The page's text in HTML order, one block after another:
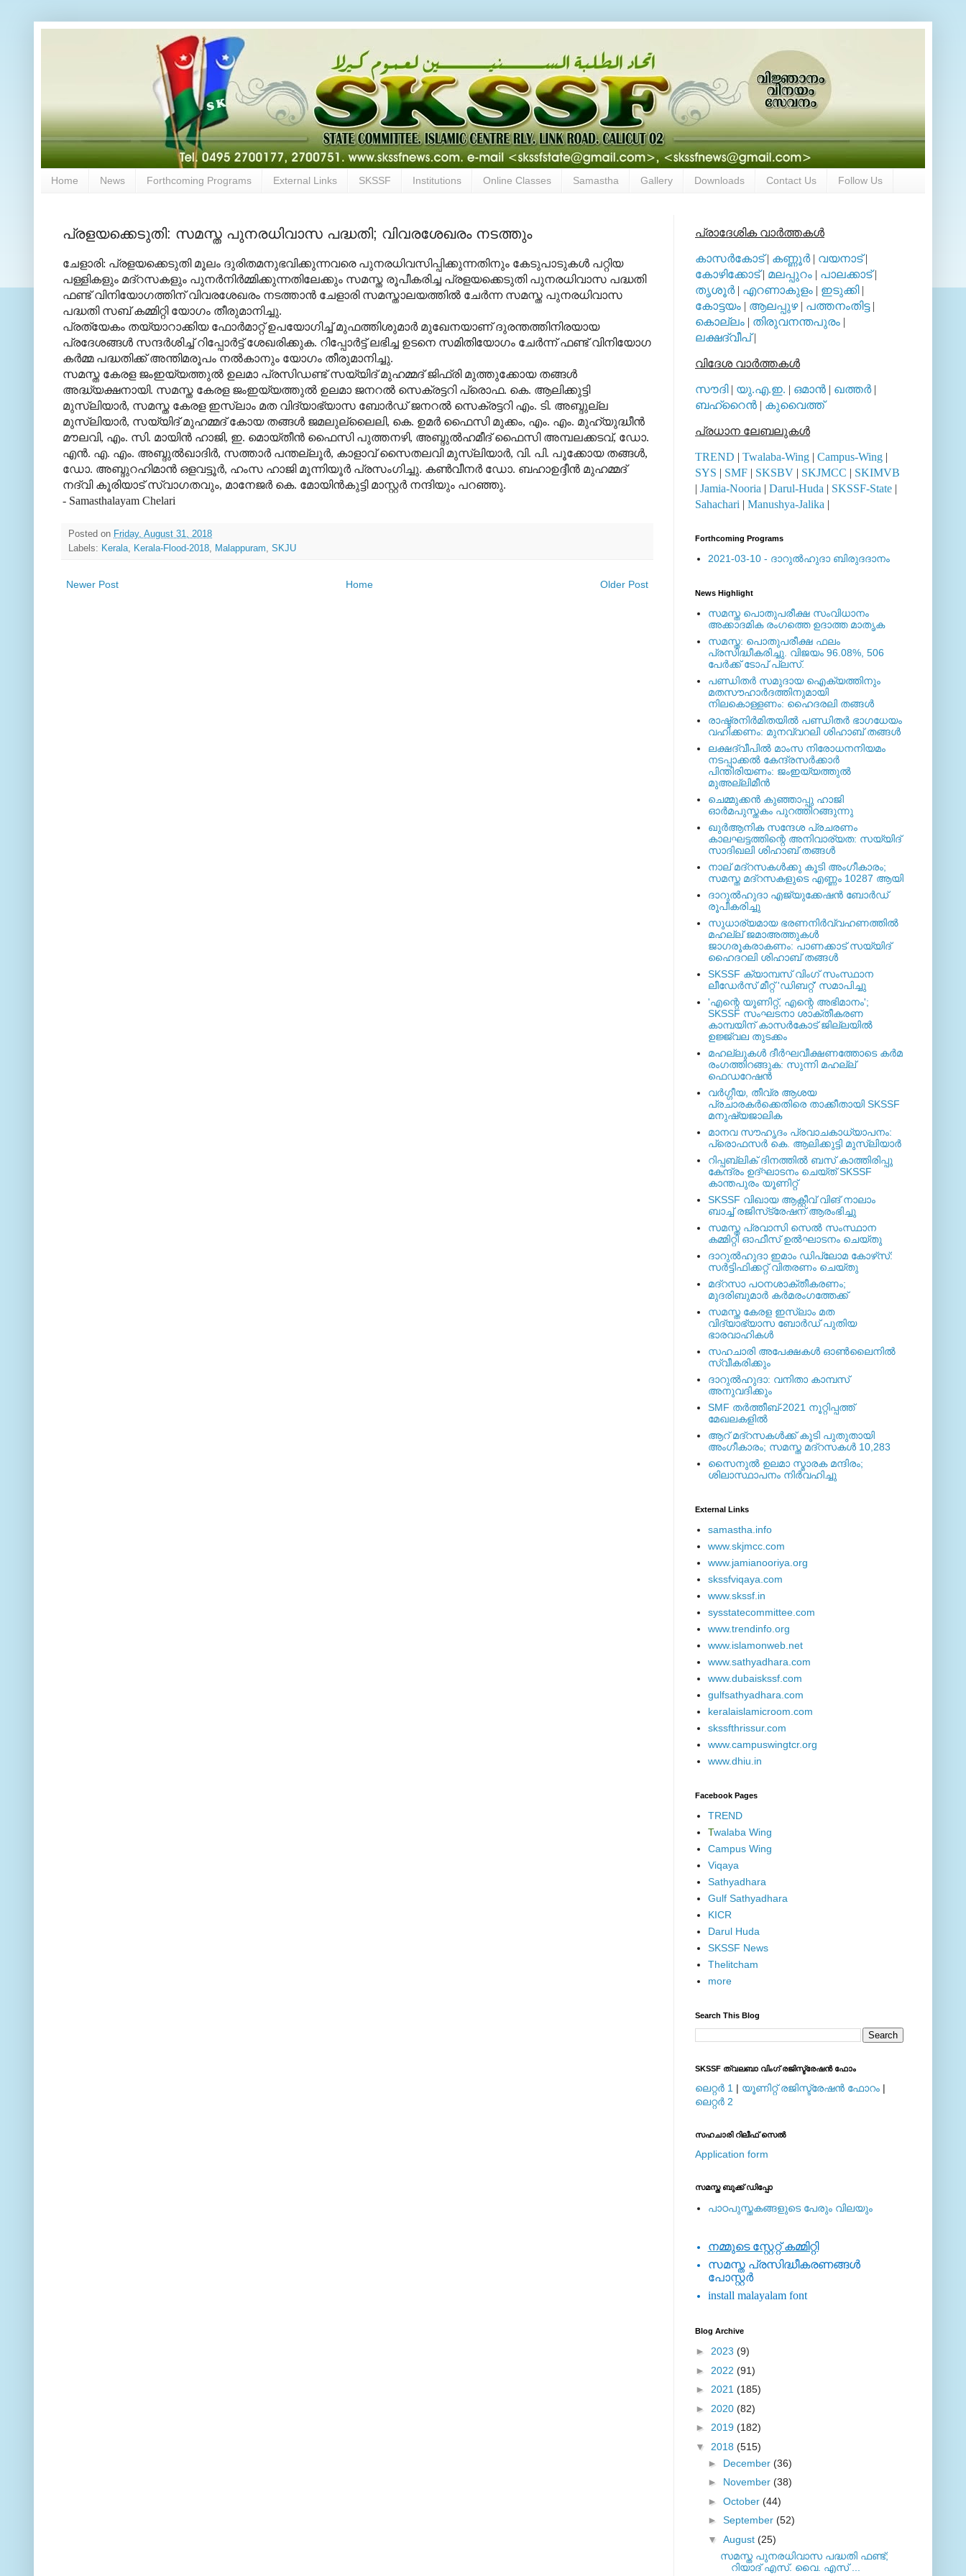
Home News Forthcoming Programs External Links SKSSF Institutions Online Classes Samastha Gallery Downloads Contact Us Follow Us
പ്രളയക്കെടുതി: സമസ്ത പുനരധിവാസ പദ്ധതി; വിവരശേഖരം നടത്തും
ചേളാരി: പ്രളയക്കെടുതി മൂലം ദുരിതമനുഭവിക്കുന്നവരെ പുനരധിവസിപ്പിക്കുന്നതിനും കേടുപാടുകള്‍ പറ്റിയ
പള്ളികളും മദ്‌റസകളും പുനര്‍നിര്‍മ്മിക്കുന്നതിലേക്കും സമസ്ത രൂപീകരിച്ച പ്രളയക്കെടുതി പുനരധിവാസ പദ്ധതി
ഫണ്ട് വിനിയോഗത്തിന് വിവരശേഖരം നടത്താന്‍ ചേളാരി സമസ്താലയത്തില്‍ ചേര്‍ന്ന സമസ്ത പുനരധിവാസ
പദ്ധതി സബ്കമ്മിറ്റി യോഗം തീരുമാനിച്ചു.
പ്രത്യേകം തയ്യാറാക്കിയ ഫോര്‍മാറ്റ് ഉപയോഗിച്ച് മുഫത്തിശുമാര്‍ മുഖേനയാണ് ദുരന്തത്തിനിരയായ
പ്രദേശങ്ങള്‍ സന്ദര്‍ശിച്ച് റിപ്പോര്‍ട്ട് ശേഖരിക്കുക. റിപ്പോര്‍ട്ട് ലഭിച്ച ഉടനെ സമിതിയോഗം ചേര്‍ന്ന് ഫണ്ട് വിനിയോഗ
കര്‍മ്മ പദ്ധതിക്ക് അന്തിമരൂപം നല്‍കാനും യോഗം തീരുമാനിച്ചു.
സമസ്ത കേരള ജംഇയ്യത്തുല്‍ ഉലമാ പ്രസിഡണ്ട് സയ്യിദ് മുഹമ്മദ് ജിഫ്‌രി മുത്തുക്കോയ തങ്ങള്‍
അദ്ധ്യക്ഷനായി. സമസ്ത കേരള ജംഇയ്യത്തുല്‍ ഉലമാ ജനറല്‍ സെക്രട്ടറി പ്രൊഫ. കെ. ആലിക്കുട്ടി
മുസ്‌ലിയാര്‍, സമസ്ത കേരള ഇസ്‌ലാം മത വിദ്യാഭ്യാസ ബോര്‍ഡ് ജനറല്‍ സെക്രട്ടറി എം. ടി. അബ്ദുല്ല
മുസ്‌ലിയാര്‍, സയ്യിദ് മുഹമ്മദ് കോയ തങ്ങള്‍ ജമലുല്ലൈലി, കെ. ഉമര്‍ ഫൈസി മുക്കം, എം. എം. മുഹ്‌യുദ്ധീന്‍
മൗലവി, എം. സി. മായിന്‍ ഹാജി, ഇ. മൊയ്തീന്‍ ഫൈസി പുത്തനഴി, അബ്ദുല്‍ഹമീദ് ഫൈസി അമ്പലക്കടവ്, ഡോ.
എന്‍. എ. എം. അബ്ദുല്‍ഖാദിര്‍, സത്താര്‍ പന്തല്ലൂര്‍, കാളാവ് സൈതലവി മുസ്‌ലിയാര്‍, വി. പി. പൂക്കോയ തങ്ങള്‍,
ഡോ. അബ്ദുറഹിമാന്‍ ഒളവട്ടൂര്‍, ഹംസ ഹാജി മൂന്നിയൂര്‍ പ്രസംഗിച്ചു. കണ്‍വീനര്‍ ഡോ. ബഹാഉദ്ദീന്‍ മുഹമ്മദ്
നദ്‌വി കൂരിയാട് സ്വാഗതവും, മാനേജര്‍ കെ. മോയിന്‍കുട്ടി മാസ്റ്റര്‍ നന്ദിയും പറഞ്ഞു.
- Samasthalayam Chelari
Posted on Friday, August 31, 2018
Labels: Kerala Kerala-Flood-2018 Malappuram SKJU
Newer Post Older Post
Home
പ്രാദേശിക വാര്‍ത്തകള്‍
കാസര്‍കോട്| കണ്ണൂര്‍| വയനാട്|
കോഴിക്കോട്| മലപ്പുറം | പാലക്കാട്|
തൃശൂര്‍| എറണാകുളം | ഇടുക്കി|
കോട്ടയം | ആലപ്പുഴ| പത്തനംതിട്ട|
കൊല്ലം | തിരുവനന്തപുരം |
ലക്ഷദ്വീപ്|
വിദേശ വാര്‍ത്തകള്‍
സൗദി| യു.എ.ഇ. | ഒമാന്‍ | ഖത്തര്‍|
ബഹ്റൈന്‍ | കുവൈത്ത്
പ്രധാന ലേബലുകള്‍
TREND | Twalaba-Wing | Campus-Wing |
SYS | SMF | SKSBV | SKJMCC | SKIMVB
| Jamia-Nooria | Darul-Huda | SKSSF-State |
Sahachari | Manushya-Jalika |
Forthcoming Programs
2021-03-10 - ദാറുല്‍ഹുദാ ബിരുദദാനം
News Highlight
സമസ്ത പൊതുപരീക്ഷ സംവിധാനം
അക്കാദമിക രംഗത്തെ ഉദാത്ത മാതൃക
സമസ്ത: പൊതുപരീക്ഷ ഫലം
പ്രസിദ്ധീകരിച്ചു. വിജയം 96.08%, 506
പേര്‍ക്ക് ടോപ് പ്ലസ്.
പണ്ഡിതര്‍ സമുദായ ഐക്യത്തിനും
മതസൗഹാര്‍ദത്തിനുമായി
നിലകൊള്ളണം: ഹൈദരലി തങ്ങള്‍
രാഷ്ട്രനിര്‍മിതയില്‍ പണ്ഡിതര്‍ ഭാഗധേയം
വഹിക്കണം: മുനവ്വറലി ശിഹാബ് തങ്ങള്‍
ലക്ഷദ്വീപില്‍ മാംസ നിരോധനനിയമം
നടപ്പാക്കല്‍ കേന്ദ്രസര്‍ക്കാര്‍
പിന്തിരിയണം: ജംഇയ്യത്തുല്‍
മുഅല്ലിമീന്‍
ചെമ്മുക്കന്‍ കുഞ്ഞാപ്പു ഹാജി
ഓര്‍മപുസ്തകം പുറത്തിറങ്ങുന്നു
ഖുര്‍ആനിക സന്ദേശ പ്രചരണം
കാലഘട്ടത്തിന്റെ അനിവാര്യത: സയ്യിദ്
സാദിഖലി ശിഹാബ് തങ്ങള്‍
നാല് മദ്‌റസകള്‍ക്കു കൂടി അംഗീകാരം;
സമസ്ത മദ്‌റസകളുടെ എണ്ണം 10287 ആയി
ദാറുല്‍ഹുദാ എജ്യുക്കേഷന്‍ ബോര്‍ഡ്
രൂപീകരിച്ചു
സുധാര്യമായ ഭരണനിര്‍വ്വഹണത്തില്‍
മഹല്ല് ജമാഅത്തുകള്‍
ജാഗരൂകരാകണം: പാണക്കാട് സയ്യിദ്
ഹൈദറലി ശിഹാബ് തങ്ങള്‍
SKSSF ക്യാമ്പസ് വിംഗ് സംസ്ഥാന
ലീഡേർസ് മീറ്റ് 'ഡിബറ്റ്' സമാപിച്ചു
'എന്റെ യൂണിറ്റ്, എന്റെ അഭിമാനം';
SKSSF സംഘടനാ ശാക്തീകരണ
കാമ്പയിന് കാസര്‍കോട് ജില്ലയില്‍
ഉജ്ജ്വല തുടക്കം
മഹല്ലുകള്‍ ദീര്‍ഘവീക്ഷണത്തോടെ കര്‍മ
രംഗത്തിറങ്ങുക: സുന്നി മഹല്ല്
ഫെഡറേഷന്‍
വര്‍ഗ്ഗീയ, തീവ്ര ആശയ
പ്രചാരകര്‍ക്കെതിരെ താക്കീതായി SKSSF
മനുഷ്യജാലിക
മാനവ സൗഹൃദം പ്രവാചകാധ്യാപനം:
പ്രൊഫസർ കെ. ആലിക്കുട്ടി മുസ്ലിയാർ
റിപ്പബ്ലിക് ദിനത്തില്‍ ബസ് കാത്തിരിപ്പു
കേന്ദ്രം ഉദ്ഘാടനം ചെയ്ത്‌ SKSSF
കാന്തപുരം യൂണിറ്റ്
SKSSF വിഖായ ആക്റ്റീവ് വിങ് നാലാം
ബാച്ച് രജിസ്‌ട്രേഷന് ആരംഭിച്ചു
സമസ്ത പ്രവാസി സെല്‍ സംസ്ഥാന
കമ്മിറ്റി ഓഫീസ് ഉല്‍ഘാടനം ചെയ്തു
ദാറുല്‍ഹുദാ ഇമാം ഡിപ്ലോമ കോഴ്‌സ്:
സര്‍ട്ടിഫിക്കറ്റ് വിതരണം ചെയ്തു
മദ്‌റസാ പഠനശാക്തീകരണം;
മുദരിബുമാര്‍ കര്‍മരംഗത്തേക്ക്
സമസ്ത കേരള ഇസ്ലാം മത
വിദ്യാഭ്യാസ ബോര്‍ഡ് പുതിയ
ഭാരവാഹികള്‍
സഹചാരി അപേക്ഷകൾ ഓൺലൈനിൽ
സ്വീകരിക്കും
ദാറുല്‍ഹുദാ: വനിതാ കാമ്പസ്
അനുവദിക്കും
SMF തര്‍ത്തീബ്-2021 നൂറ്റിപ്പത്ത്
മേഖലകളില്‍
ആറ് മദ്റസകള്‍ക്ക് കൂടി പുതുതായി
അംഗീകാരം; സമസ്ത മദ്റസകള്‍ 10,283
സൈനുല്‍ ഉലമാ സ്മാരക മന്ദിരം;
ശിലാസ്ഥാപനം നിര്‍വഹിച്ചു
External ‎Links
samastha.info
www.skjmcc.com
www.jamianooriya.org
skssfviqaya.com
www.skssf.in
sysstatecommittee.com
www.trendinfo.org
www.islamonweb.net
www.sathyadhara.com
www.dubaiskssf.com
gulfsathyadhara.com
keralaislamicroom.com
skssfthrissur.com
www.campuswingtcr.org
www.dhiu.in
Facebook Pages
TREND
Twalaba Wing
Campus Wing
Viqaya
Sathyadhara
Gulf Sathyadhara
KICR
Darul Huda
SKSSF News
Thelitcham
more
Search This Blog
SKSSF ത്വലബാ വിംഗ് രജിസ്ട്രേഷന്‍ ഫോം
ലെറ്റര്‍ 1 | യൂണിറ്റ് രജിസ്ട്രേഷന്‍ ഫോറം |
ലെറ്റര്‍ 2
സഹചാരി റിലീഫ് സെല്‍
Application form
സമസ്ത ബുക്ക് ഡിപ്പോ
പാഠപുസ്തകങ്ങളുടെ പേരും വിലയും
നമ്മുടെ സ്റ്റേറ്റ് കമ്മിറ്റി
സമസ്ത പ്രസിദ്ധീകരണങ്ങള്‍
പോസ്റ്റര്‍
install malayalam font
Blog Archive
► 2023 (9)
► 2022 (91)
► 2021 (185)
► 2020 (82)
► 2019 (182)
▼ 2018 (515)
► December (36)
► November (38)
► October (44)
► September (52)
▼ August (25)
സമസ്ത പുനരധിവാസ പദ്ധതി ഫണ്ട്;
റിയാദ് എസ്. വൈ. എസ് ...